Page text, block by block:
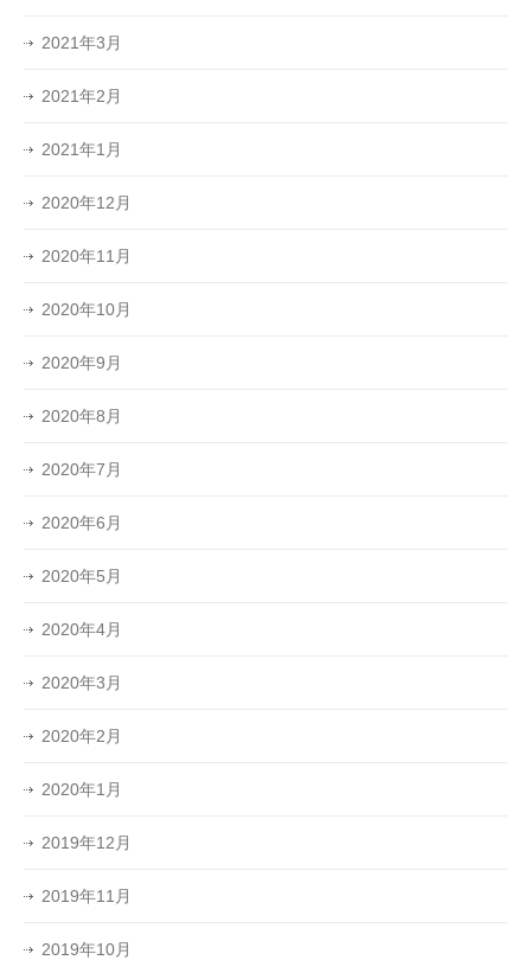
2021年3月
2021年2月
2021年1月
2020年12月
2020年11月
2020年10月
2020年9月
2020年8月
2020年7月
2020年6月
2020年5月
2020年4月
2020年3月
2020年2月
2020年1月
2019年12月
2019年11月
2019年10月